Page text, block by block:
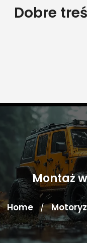
SkipDobre
Montaż
Home /